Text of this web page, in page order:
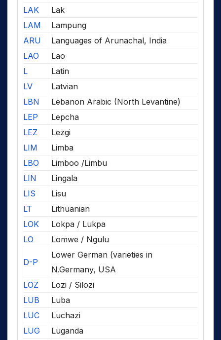
LAK
Lak
LAM
Lampung
ARU
Languages of Arunachal, India
LAO
Lao
L
Latin
LV
Latvian
LBN
Lebanon Arabic (North Levantine)
LEP
Lepcha
LEZ
Lezgi
LIM
Limba
LBO
Limboo /Limbu
LIN
Lingala
LIS
Lisu
LT
Lithuanian
LOK
Lokpa / Lukpa
LO
Lomwe / Ngulu
D-P
Lower German (varieties in
N.Germany, USA
LOZ
Lozi / Silozi
LUB
Luba
LUC
Luchazi
LUG
Luganda